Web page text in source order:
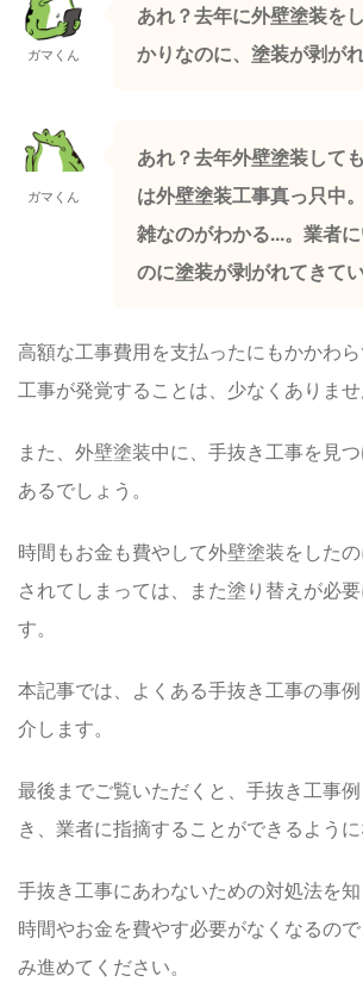
ガマくん
あれ？去年に外壁塗装を
かりなのに、塗装が剥が
ガマくん
あれ？去年外壁塗装して
は外壁塗装工事真っ只中
雑なのがわかる...。業者
のに塗装が剥がれてきてい
高額な工事費用を支払ったにもかかわ
工事が発覚することは、少なくありませ
また、外壁塗装中に、手抜き工事を見
あるでしょう。
時間もお金も費やして外壁塗装をしたの
されてしまっては、また塗り替えが必
す。
本記事では、よくある手抜き工事の事
介します。
最後までご覧いただくと、手抜き工事
き、業者に指摘することができるように
手抜き工事にあわないための対処法を
時間やお金を費やす必要がなくなるの
み進めてください。